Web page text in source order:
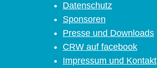
Datenschutz
Sponsoren
Presse und Downloads
CRW auf facebook
Impressum und Kontakt